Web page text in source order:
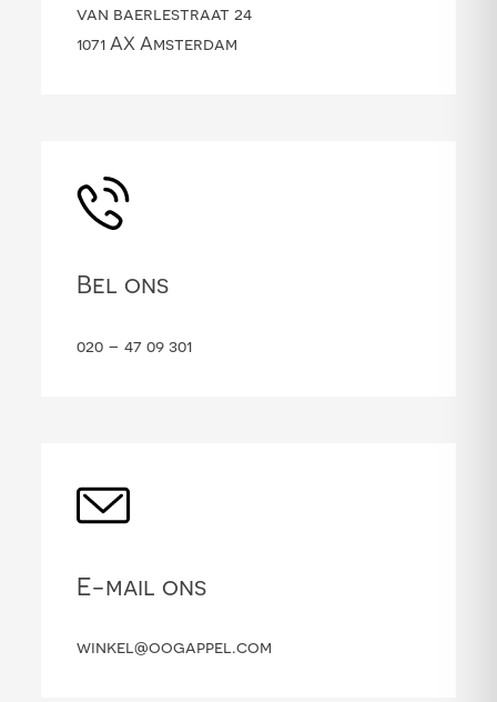
van baerlestraat 24
1071 AX Amsterdam
Bel ons
020 – 47 09 301
E-mail ons
winkel@oogappel.com